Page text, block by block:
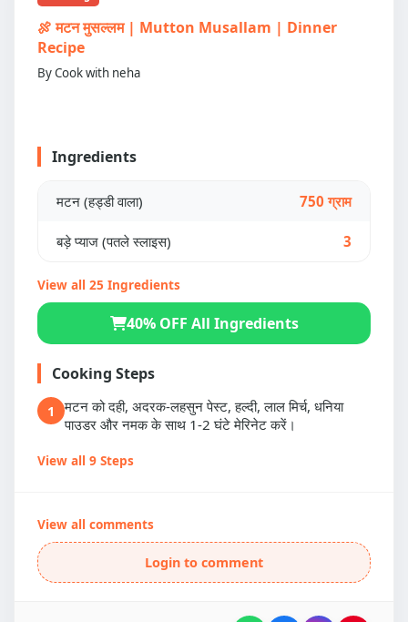
🍖 मटन मुसल्लम | Mutton Musallam | Dinner
Recipe
By Cook with neha
Ingredients
मटन (हड्डी वाला) 750 ग्राम
बड़े प्याज (पतले स्लाइस) 3
View all 25 Ingredients
40% OFF All Ingredients
Cooking Steps
1
मटन को दही, अदरक-लहसुन पेस्ट, हल्दी, लाल मिर्च, धनिया
पाउडर और नमक के साथ 1-2 घंटे मेरिनेट करें।
View all 9 Steps
View all comments
Login to comment